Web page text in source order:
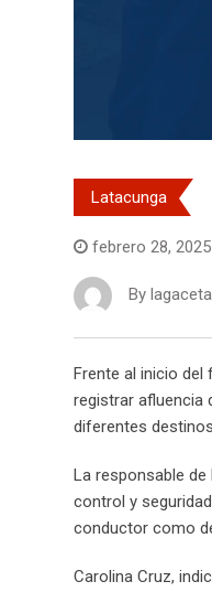
Latacunga
febrero 28, 2025
By
Frente al inicio del
registrar afluencia
diferentes
La responsable
control y
conductor como
Carolina Cruz,